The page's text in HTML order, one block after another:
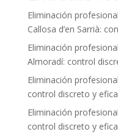
Eliminación
Callosa d’en Sarrià:
Eliminación
Almoradí: control
Eliminación
control discreto y
Eliminación
control discreto y